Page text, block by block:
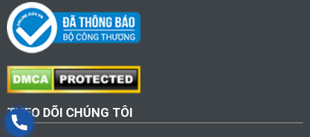
THEO DÕI CHÚNG TÔI